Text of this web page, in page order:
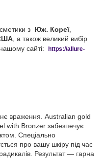
з Юж. Кореї,
, а також великий вибір
сайті: https://allure-
враження. Australian gold
with Bronzer забезпечує
Спеціально
про вашу шкіру під час
Результат — гарна